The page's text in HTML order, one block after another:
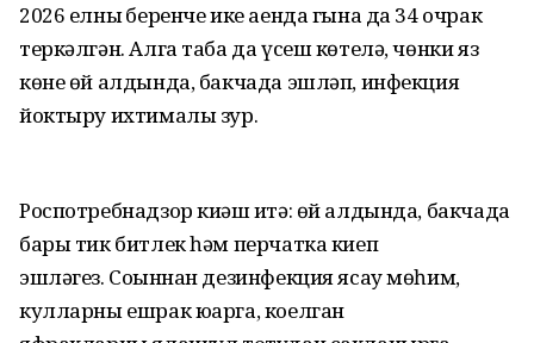
2026 елның беренче ике аенда гына да 34 очрак
теркәлгән. Алга таба да үсеш көтелә, чөнки яз
көне өй алдында, бакчада эшләп, инфекция
йоктыру ихтималы зур.
Роспотребнадзор киңәш итә: өй алдында, бакчада
бары тик битлек һәм перчатка киеп
эшләгез. Соңыннан дезинфекция ясау мөһим,
кулларны ешрак юарга, коелган